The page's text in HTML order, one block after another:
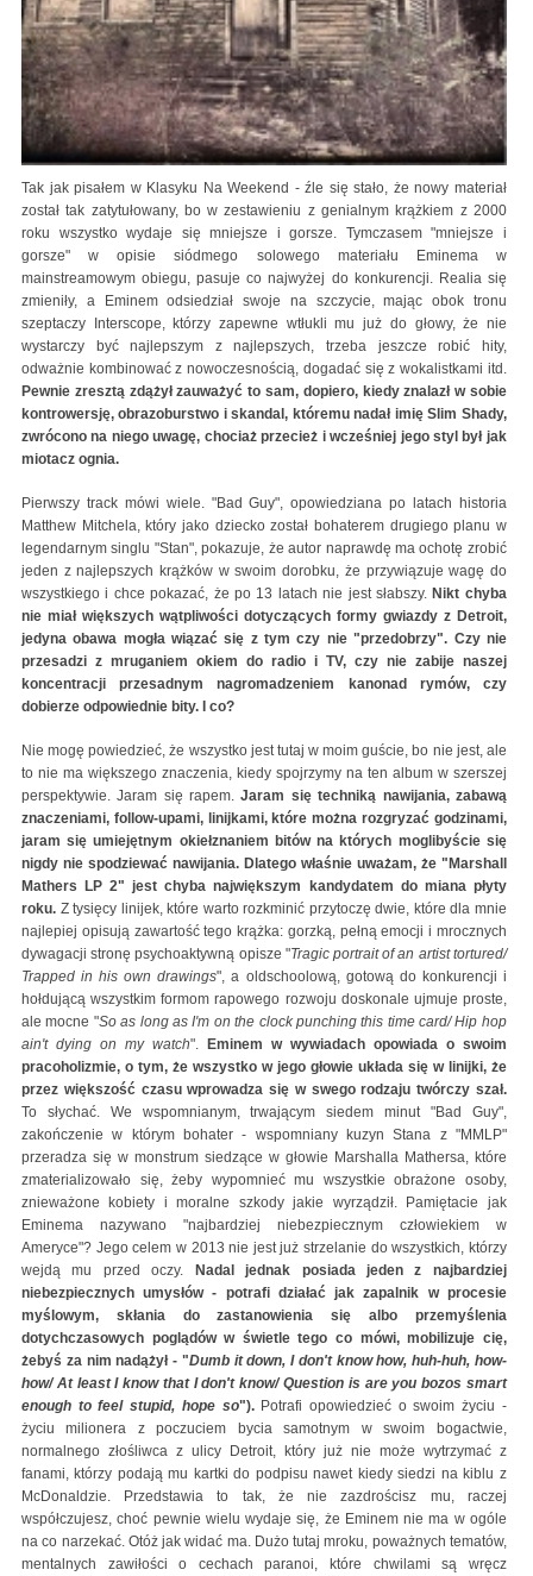
Tak jak pisałem w Klasyku Na Weekend - źle się stało, że nowy materiał
został tak zatytułowany, bo w zestawieniu z genialnym krążkiem z 2000
roku wszystko wydaje się mniejsze i gorsze. Tymczasem "mniejsze i
gorsze" w opisie siódmego solowego materiału Eminema w
mainstreamowym obiegu, pasuje co najwyżej do konkurencji. Realia się
zmieniły, a Eminem odsiedział swoje na szczycie, mając obok tronu
szeptaczy Interscope, którzy zapewne wtłukli mu już do głowy, że nie
wystarczy być najlepszym z najlepszych, trzeba jeszcze robić hity,
odważnie kombinować z nowoczesnością, dogadać się z wokalistkami itd.
Pewnie zresztą zdążył zauważyć to sam, dopiero, kiedy znalazł w sobie
kontrowersję, obrazoburstwo i skandal, któremu nadał imię Slim Shady,
zwrócono na niego uwagę, chociaż przecież i wcześniej jego styl był jak
miotacz ognia.
Pierwszy track mówi wiele. "Bad Guy", opowiedziana po latach historia
Matthew Mitchela, który jako dziecko został bohaterem drugiego planu w
legendarnym singlu "Stan", pokazuje, że autor naprawdę ma ochotę zrobić
jeden z najlepszych krążków w swoim dorobku, że przywiązuje wagę do
wszystkiego i chce pokazać, że po 13 latach nie jest słabszy. Nikt chyba
nie miał większych wątpliwości dotyczących formy gwiazdy z Detroit,
jedyna obawa mogła wiązać się z tym czy nie "przedobrzy". Czy nie
przesadzi z mruganiem okiem do radio i TV, czy nie zabije naszej
koncentracji przesadnym nagromadzeniem kanonad rymów, czy
dobierze odpowiednie bity. I co?
Nie mogę powiedzieć, że wszystko jest tutaj w moim guście, bo nie jest, ale
to nie ma większego znaczenia, kiedy spojrzymy na ten album w szerszej
perspektywie. Jaram się rapem.Jaram się techniką nawijania, zabawą
znaczeniami, follow-upami, linijkami, które można rozgryzać godzinami,
jaram się umiejętnym okiełznaniem bitów na których moglibyście się
nigdy nie spodziewać nawijania. Dlatego właśnie uważam, że "Marshall
Mathers LP 2" jest chyba największym kandydatem do miana płyty
roku. Z tysięcy linijek, które warto rozkminić przytoczę dwie, które dla mnie
najlepiej opisują zawartość tego krążka: gorzką, pełną emocji i mrocznych
dywagacji stronę psychoaktywną opisze "Tragic portrait of an artist tortured/
Trapped in his own drawings", a oldschoolową, gotową do konkurencji i
hołdującą wszystkim formom rapowego rozwoju doskonale ujmuje proste,
ale mocne "So as long as I'm on the clock punching this time card/ Hip hop
ain't dying on my watch".
Eminem w wywiadach opowiada o swoim
pracoholizmie, o tym, że wszystko w jego głowie układa się w linijki, że
przez większość czasu wprowadza się w swego rodzaju twórczy szał.
To słychać. We wspomnianym, trwającym siedem minut "Bad Guy",
zakończenie w którym bohater - wspomniany kuzyn Stana z "MMLP"
przeradza się w monstrum siedzące w głowie Marshalla Mathersa, które
zmaterializowało się, żeby wypomnieć mu wszystkie obrażone osoby,
znieważone kobiety i moralne szkody jakie wyrządził. Pamiętacie jak
Eminema nazywano "najbardziej niebezpiecznym człowiekiem w
Ameryce"? Jego celem w 2013 nie jest już strzelanie do wszystkich, którzy
wejdą mu przed oczy.
Nadal jednak posiada jeden z najbardziej
niebezpiecznych umysłów - potrafi działać jak zapalnik w procesie
myślowym, skłania do zastanowienia się albo przemyślenia
dotychczasowych poglądów w świetle tego co mówi, mobilizuje cię,
żebyś za nim nadążył - "Dumb it down, I don't know how, huh-huh, how-
how/ At least I know that I don't know/ Question is are you bozos smart
enough to feel stupid, hope so").Potrafi opowiedzieć o swoim życiu -
życiu milionera z poczuciem bycia samotnym w swoim bogactwie,
normalnego złośliwca z ulicy Detroit, który już nie może wytrzymać z
fanami, którzy podają mu kartki do podpisu nawet kiedy siedzi na kiblu z
McDonaldzie. Przedstawia to tak, że nie zazdrościsz mu, raczej
współczujesz, choć pewnie wielu wydaje się, że Eminem nie ma w ogóle
na co narzekać. Otóż jak widać ma. Dużo tutaj mroku, poważnych tematów,
mentalnych zawiłości o cechach paranoi, które chwilami są wręcz